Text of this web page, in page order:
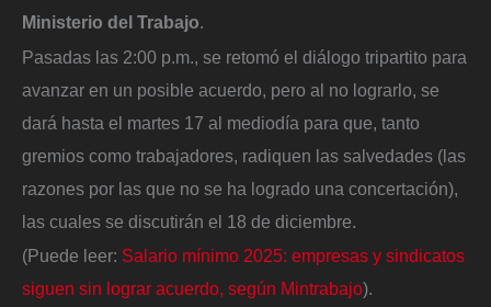
Ministerio del Trabajo.
Pasadas las 2:00 p.m., se retomó el diálogo tripartito para
avanzar en un posible acuerdo, pero al no lograrlo, se
dará hasta el martes 17 al mediodía para que, tanto
gremios como trabajadores, radiquen las salvedades (las
razones por las que no se ha logrado una concertación),
las cuales se discutirán el 18 de diciembre.
(Puede leer: Salario mínimo 2025: empresas y sindicatos
siguen sin lograr acuerdo, según Mintrabajo).